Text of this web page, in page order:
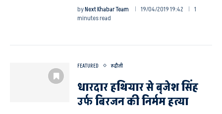
byNext Khabar Team 19/04/2019 19:42
1
minutes read
FEATURED रूदौली
धारदार हथियार से बृजेश सिंह
उर्फ बिरजन की निर्मम हत्या